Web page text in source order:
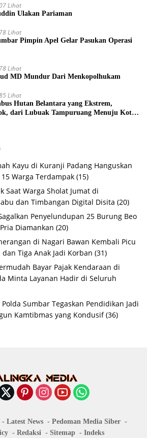
Lihat
Ulakan Pariaman
Lihat
Pimpin Apel Gelar Pasukan Operasi
Lihat
MD Mundur Dari Menkopolhukam
Lihat
Hutan Belantara yang Ekstrem,
dari Lubuak Tampuruang Menuju Koto
Kayu di Kuranji Padang Hanguskan
Warga Terdampak (15)
Saat Warga Sholat Jumat di
dan Timbangan Digital Disita (20)
Penyelundupan 25 Burung Beo
Diamankan (20)
di Nagari Bawan Kembali Picu
Tiga Anak Jadi Korban (31)
Bayar Pajak Kendaraan di
Minta Layanan Hadir di Seluruh
Sumbar Tegaskan Pendidikan Jadi
Kamtibmas yang Kondusif (36)
Latest News
Pedoman Media Siber
Redaksi Sitemap Indeks